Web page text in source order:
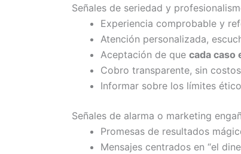
Señales de seriedad y
Experiencia comprobable y
Atención personalizada,
Aceptación de que cada caso
Cobro transparente, sin
Informar sobre los límites
Señales de alarma o marketing
Promesas de resultados
Mensajes centrados en “el